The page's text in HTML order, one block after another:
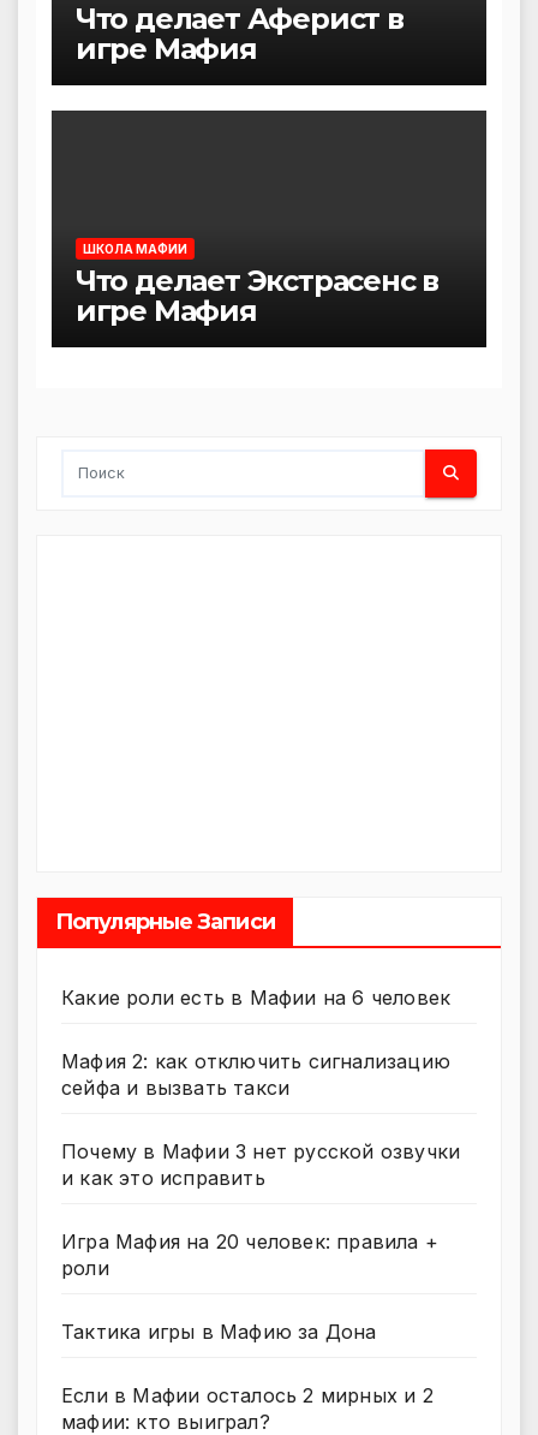
Что делает Аферист в
игре Мафия
ШКОЛА МАФИИ
Что делает Экстрасенс в
игре Мафия
Популярные Записи
Какие роли есть в Мафии на 6 человек
Мафия 2: как отключить сигнализацию
сейфа и вызвать такси
Почему в Мафии 3 нет русской озвучки
и как это исправить
Игра Мафия на 20 человек: правила +
роли
Тактика игры в Мафию за Дона
Если в Мафии осталось 2 мирных и 2
мафии: кто выиграл?